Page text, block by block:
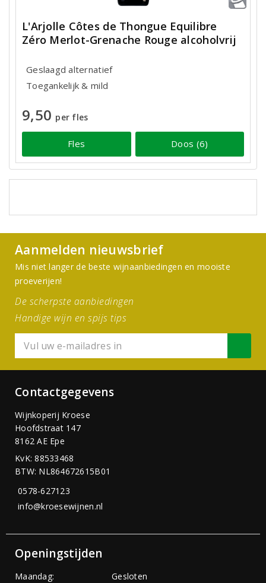
L'Arjolle Côtes de Thongue Equilibre
Zéro Merlot-Grenache Rouge alcoholvrij
Geslaagd alternatief
Toegankelijk & mild
9,50 per fles
Fles Doos (6)
Aanmelden nieuwsbrief
Mis niet langer de beste wijnaanbiedingen en mooiste
proeverijen!
De scherpste aanbiedingen
Handige wijn en spijs tips
Contactgegevens
Wijnkoperij Kroese
Hoofdstraat 147
8162 AE Epe
KvK: 88533468
BTW: NL864672615B01
0578-627123
info@kroesewijnen.nl
Openingstijden
Maandag:
Gesloten